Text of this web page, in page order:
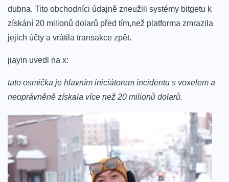
dubna. Tito obchodníci údajně zneužili ⁣systémy bitgetu ‍k ​
získání 20​ milionů⁣ dolarů před tím,než ⁢platforma zmrazila
⁢jejich účty a​ vrátila transakce zpět.
jiayin uvedl na⁢ x:
tato osmička je​ hlavním iniciátorem incidentu s voxelem a
neoprávněně získala více⁣ než⁤ 20 milionů dolarů.